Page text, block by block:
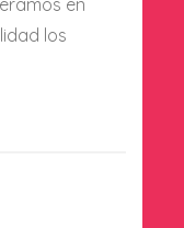
en
los